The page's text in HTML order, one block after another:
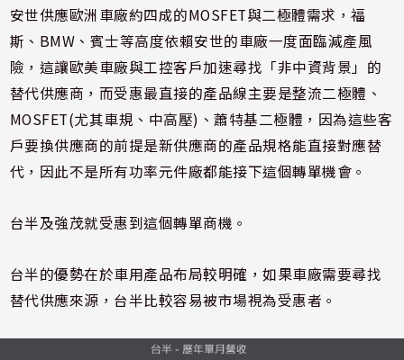
安世供應歐洲車廠約四成的MOSFET與二極體需求，福
斯、BMW、賓士等高度依賴安世的車廠一度面臨減產風
險，這讓歐美車廠與工控客戶加速尋找「非中資背景」的
替代供應商，而受惠最直接的產品線主要是整流二極體、
MOSFET(尤其車規、中高壓)、蕭特基二極體，因為這些客
戶要換供應商的前提是新供應商的產品規格能直接對應替
代，因此不是所有功率元件廠都能接下這個轉單機會。
台半及強茂就受惠到這個轉單商機。
台半的優勢在於車用產品布局較明確，如果車廠需要尋找
替代供應來源，台半比較容易被市場視為受惠者。